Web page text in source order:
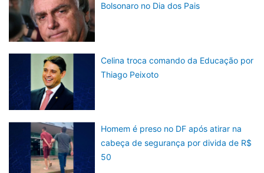
Bolsonaro no Dia dos Pais
Celina troca comando da Educação por
Thiago Peixoto
Homem é preso no DF após atirar na
cabeça de segurança por divida de R$
50